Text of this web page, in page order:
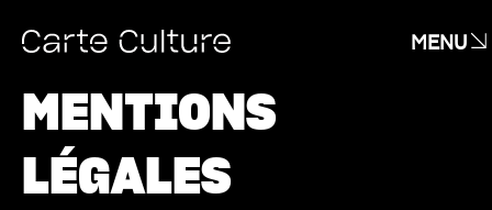
MENU
MENTIONS
LÉGALES